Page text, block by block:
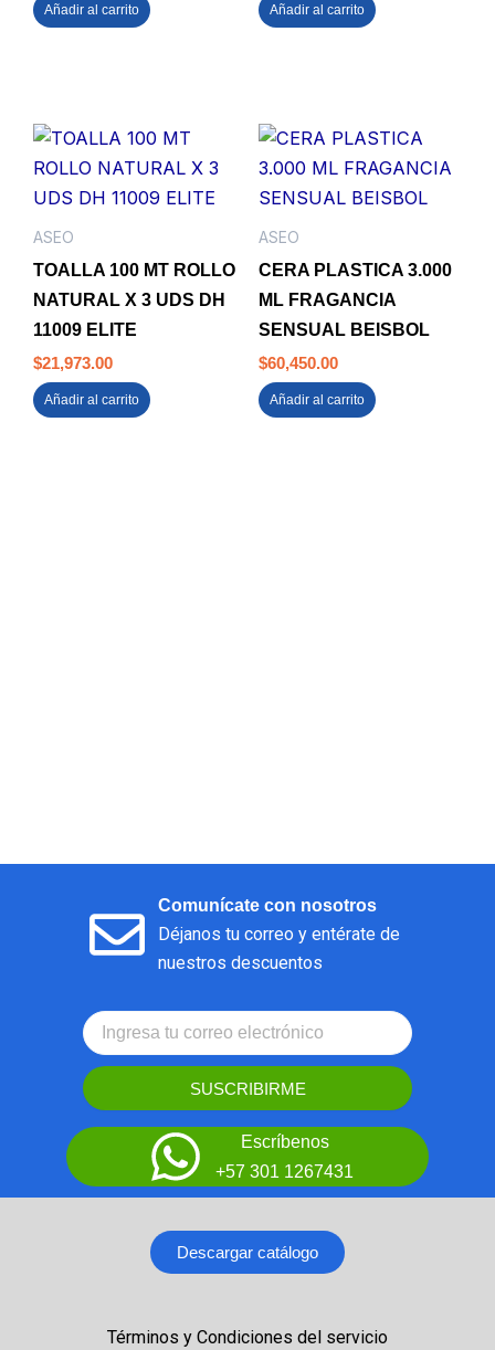
Añadir al carrito Añadir al carrito
ASEO
TOALLA 100 MT ROLLO
NATURAL X 3 UDS DH
11009 ELITE
$21,973.00
Añadir al carrito
ASEO
CERA PLASTICA 3.000
ML FRAGANCIA
SENSUAL BEISBOL
$60,450.00
Añadir al carrito
Comunícate con nosotros
Déjanos tu correo y entérate de
nuestros descuentos
SUSCRIBIRME
Escríbenos
+57 301 1267431
Descargar catálogo
Términos y Condiciones del servicio